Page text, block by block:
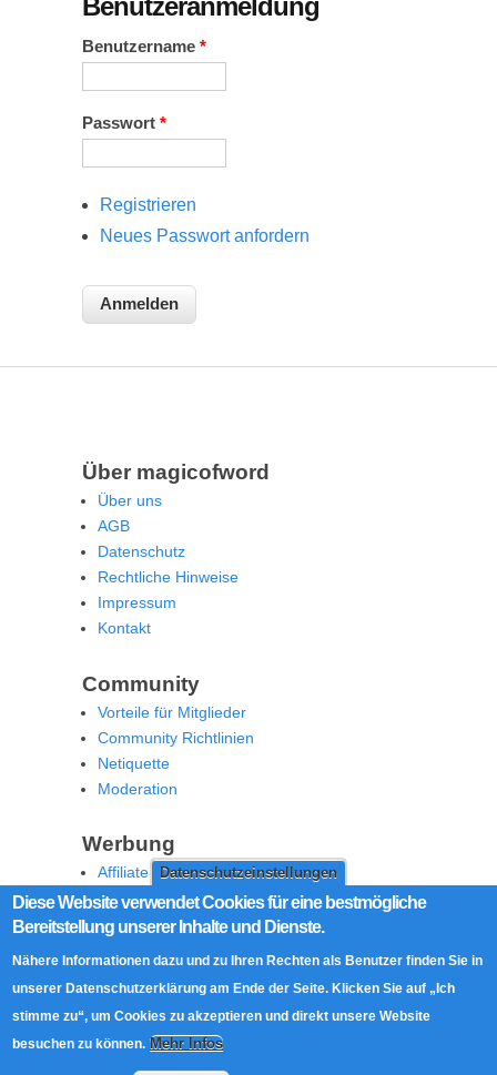
Datenschutzeinstellungen
Diese Website verwendet Cookies für eine bestmögliche
Bereitstellung unserer Inhalte und Dienste.
Nähere Informationen dazu und zu Ihren Rechten als Benutzer finden Sie in
unserer Datenschutzerklärung am Ende der Seite. Klicken Sie auf „Ich
stimme zu“, um Cookies zu akzeptieren und direkt unsere Website
besuchen zu können. Mehr Infos
Benutzername *
Passwort *
Registrieren
Neues Passwort anfordern
Über magicofword
Über uns
AGB
Datenschutz
Rechtliche Hinweise
Impressum
Kontakt
Community
Vorteile für Mitglieder
Community Richtlinien
Netiquette
Moderation
Werbung
Affiliate Offenlegung
Werben Sie auf MoW
Social Media
RSS Feed
Facebook